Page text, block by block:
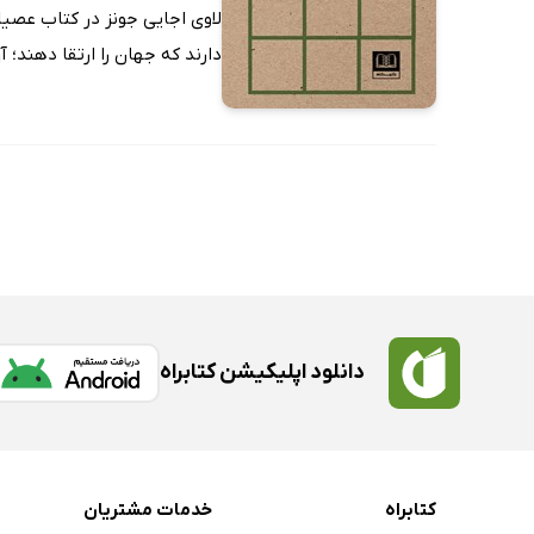
لاوی اجایی جونز در کتاب
دارند که جهان را ارتقا
دانلود اپلیکیشن کتابراه
کتابراه خدمات مشتریان